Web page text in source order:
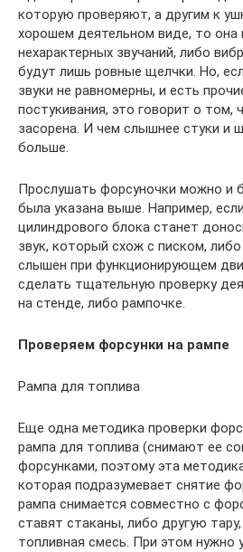
которую проверяют, а другим к
хорошем деятельном виде, то она
нехарактерных звучаний, либо
будут лишь ровные щелчки. Но,
звуки не равномерны, и есть
постукивания, это говорит о том,
засорена. И чем слышнее стуки и
больше.
Прослушать форсуночки можно и
была указана выше. Например,
цилиндрового блока станет
звук, который схож с писком,
слышен при функционирующем
сделать тщательную проверку
на стенде, либо рампочке.
Проверяем форсунки на рампе
Рампа для топлива
Еще одна методика проверки
рампа для топлива (снимают ее
форсунками, поэтому эта
которая подразумевает снятие
рампа снимается совместно с
ставят стаканы, либо другую
топливная смесь. При этом нужно